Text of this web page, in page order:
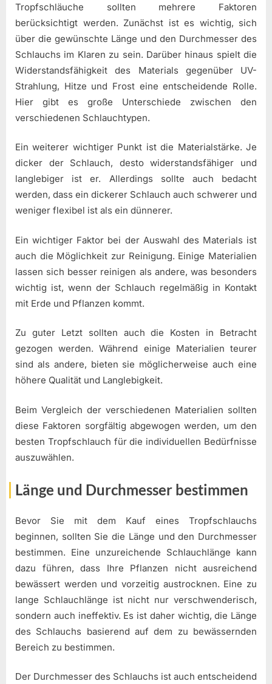
Tropfschläuche sollten mehrere Faktoren
berücksichtigt werden. Zunächst ist es wichtig, sich
über die gewünschte Länge und den Durchmesser des
Schlauchs im Klaren zu sein. Darüber hinaus spielt die
Widerstandsfähigkeit des Materials gegenüber UV-
Strahlung, Hitze und Frost eine entscheidende Rolle.
Hier gibt es große Unterschiede zwischen den
verschiedenen Schlauchtypen.
Ein weiterer wichtiger Punkt ist die Materialstärke. Je
dicker der Schlauch, desto widerstandsfähiger und
langlebiger ist er. Allerdings sollte auch bedacht
werden, dass ein dickerer Schlauch auch schwerer und
weniger flexibel ist als ein dünnerer.
Ein wichtiger Faktor bei der Auswahl des Materials ist
auch die Möglichkeit zur Reinigung. Einige Materialien
lassen sich besser reinigen als andere, was besonders
wichtig ist, wenn der Schlauch regelmäßig in Kontakt
mit Erde und Pflanzen kommt.
Zu guter Letzt sollten auch die Kosten in Betracht
gezogen werden. Während einige Materialien teurer
sind als andere, bieten sie möglicherweise auch eine
höhere Qualität und Langlebigkeit.
Beim Vergleich der verschiedenen Materialien sollten
diese Faktoren sorgfältig abgewogen werden, um den
besten Tropfschlauch für die individuellen Bedürfnisse
auszuwählen.
Länge und Durchmesser bestimmen
Bevor Sie mit dem Kauf eines Tropfschlauchs
beginnen, sollten Sie die Länge und den Durchmesser
bestimmen. Eine unzureichende Schlauchlänge kann
dazu führen, dass Ihre Pflanzen nicht ausreichend
bewässert werden und vorzeitig austrocknen. Eine zu
lange Schlauchlänge ist nicht nur verschwenderisch,
sondern auch ineffektiv. Es ist daher wichtig, die Länge
des Schlauchs basierend auf dem zu bewässernden
Bereich zu bestimmen.
Der Durchmesser des Schlauchs ist auch entscheidend